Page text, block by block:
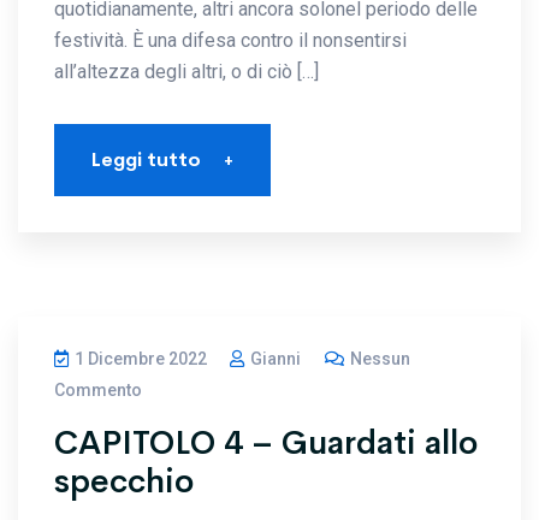
quotidianamente, altri ancora solonel periodo delle
festività. È una difesa contro il nonsentirsi
all’altezza degli altri, o di ciò […]
Leggi tutto +
1 Dicembre 2022 Gianni
Nessun
Commento
CAPITOLO 4 – Guardati allo
specchio